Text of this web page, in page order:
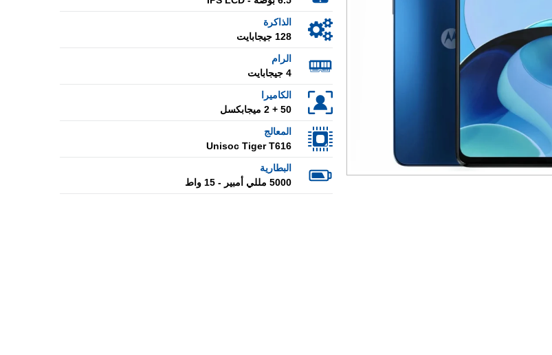
الذاكرة
128 جيجابايت
الرام
4 جيجابايت
الكاميرا
50 + 2 ميجابكسل
المعالج
Unisoc Tiger T616
البطارية
5000 مللي أمبير - 15 واط